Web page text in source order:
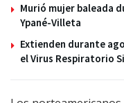
Murió mujer baleada
Ypané-Villeta
Extienden durante
el Virus Respiratorio